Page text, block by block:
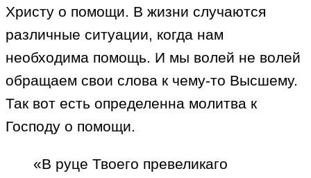
Христу о помощи. В жизни случаются
различные ситуации, когда нам
необходима помощь. И мы волей не волей
обращаем свои слова к чему-то Высшему.
Так вот есть определенна молитва к
Господу о помощи.
«В руце Твоего превеликаго